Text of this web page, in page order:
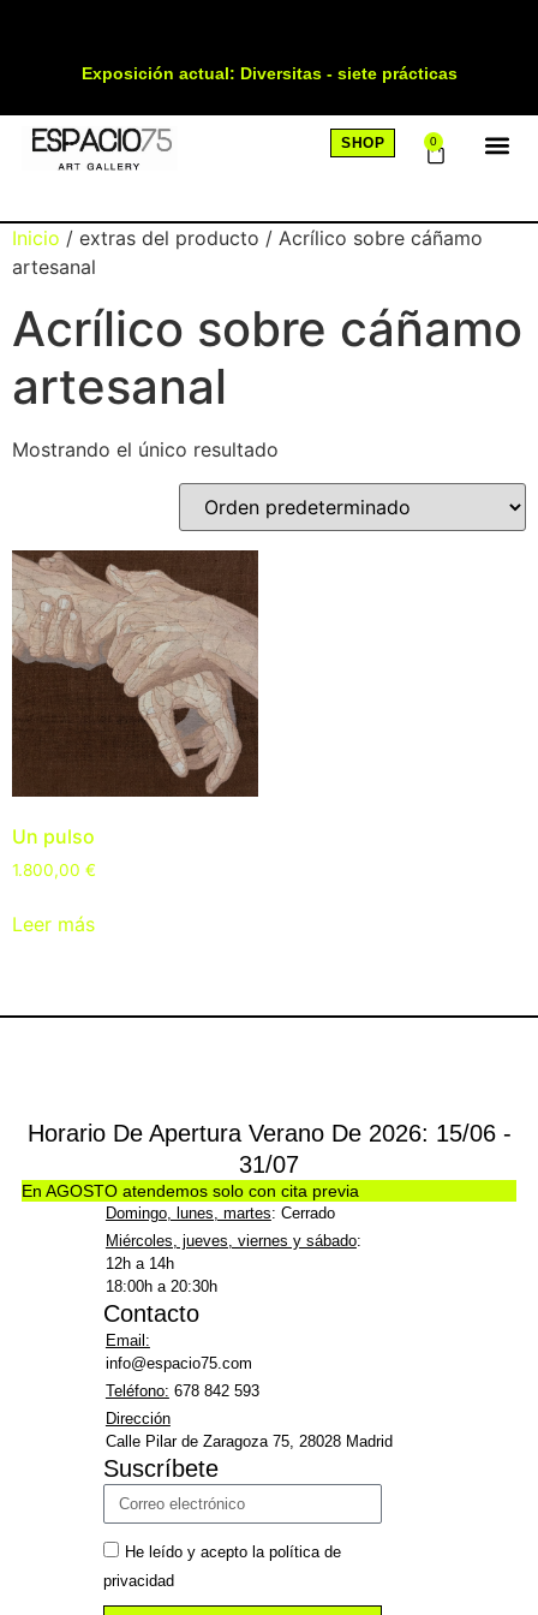
Exposición actual: Diversitas - siete prácticas
SHOP 0
Inicio / extras del producto / Acrílico sobre cáñamo
artesanal
Acrílico sobre cáñamo
artesanal
Mostrando el único resultado
Un pulso
1.800,00 €
Leer más
Horario De Apertura Verano De 2026: 15/06 -
31/07
En AGOSTO atendemos solo con cita previa
Domingo, lunes, martes: Cerrado
Miércoles, jueves, viernes y sábado:
12h a 14h
18:00h a 20:30h
Contacto
Email:
info@espacio75.com
Teléfono: 678 842 593
Dirección
Calle Pilar de Zaragoza 75, 28028 Madrid
Suscríbete
He leído y acepto la política de
privacidad